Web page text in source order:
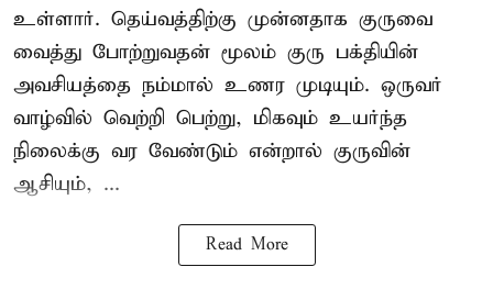
உள்ளார். தெய்வத்திற்கு முன்னதாக குருவை
வைத்து போற்றுவதன் மூலம் குரு பக்தியின்
அவசியத்தை நம்மால் உணர முடியும். ஒருவர்
வாழ்வில் வெற்றி பெற்று, மிகவும் உயர்ந்த
நிலைக்கு வர வேண்டும் என்றால் குருவின்
ஆசியும், ...
Read More